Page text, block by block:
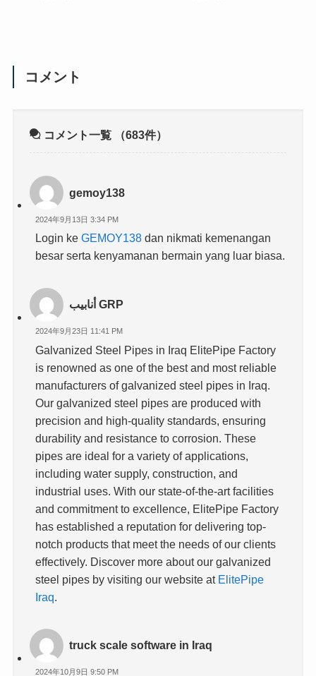
コメント
コメント一覧 （683件）
gemoy138
2024年9月13日 3:34 PM
Login keGEMOY138 dan nikmati kemenangan
besar serta kenyamanan bermain yang luar biasa.
أنابيب GRP
2024年9月23日 11:41 PM
Galvanized Steel Pipes in Iraq ElitePipe Factory
is renowned as one of the best and most reliable
manufacturers of galvanized steel pipes in Iraq.
Our galvanized steel pipes are produced with
precision and high-quality standards, ensuring
durability and resistance to corrosion. These
pipes are ideal for a variety of applications,
including water supply, construction, and
industrial uses. With our state-of-the-art facilities
and commitment to excellence, ElitePipe Factory
has established a reputation for delivering top-
notch products that meet the needs of our clients
effectively. Discover more about our galvanized
steel pipes by visiting our website at ElitePipe
Iraq.
truck scale software in Iraq
2024年10月9日 9:50 PM